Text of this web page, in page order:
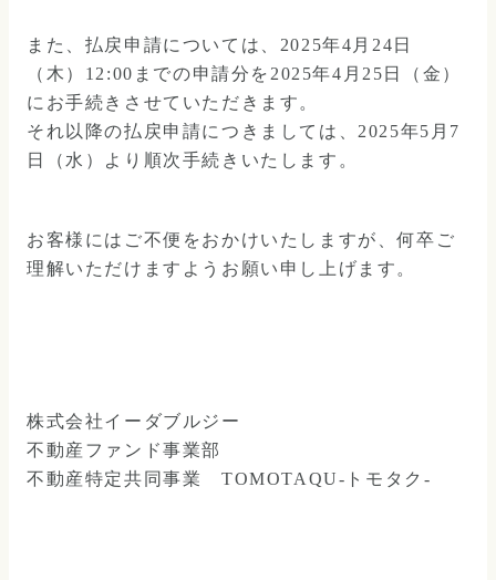
また、払戻申請については、2025年4月24日
（木）12:00までの申請分を2025年4月25日（金）
にお手続きさせていただきます。
それ以降の払戻申請につきましては、2025年5月7
日（水）より順次手続きいたします。
お客様にはご不便をおかけいたしますが、何卒ご
理解いただけますようお願い申し上げます。
株式会社イーダブルジー
不動産ファンド事業部
不動産特定共同事業　TOMOTAQU-トモタク-